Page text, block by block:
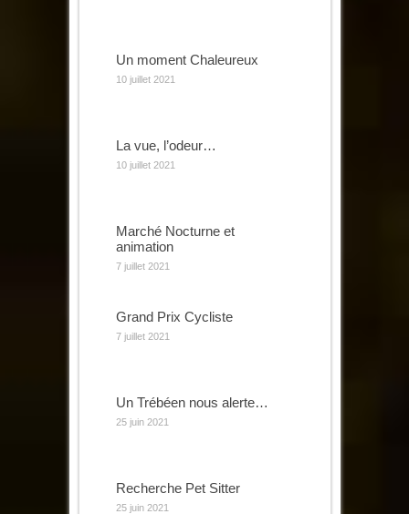
Un moment Chaleureux
10 juillet 2021
La vue, l’odeur…
10 juillet 2021
Marché Nocturne et
animation
7 juillet 2021
Grand Prix Cycliste
7 juillet 2021
Un Trébéen nous alerte…
25 juin 2021
Recherche Pet Sitter
25 juin 2021